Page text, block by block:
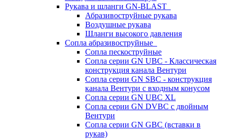
Рукава и шланги GN-BLAST
Абразивоструйные рукава
Воздушные рукава
Шланги высокого давления
Сопла абразивоструйные
Сопла пескоструйные
Сопла серии GN UBC - Классическая
конструкция канала Вентури
Сопла серии GN SBC - конструкция
канала Вентури c входным конусом
Сопла серии GN UBC XL
Сопла серии GN DVBC с двойным
Вентури
Сопла серии GN GBC (вставки в
рукав)